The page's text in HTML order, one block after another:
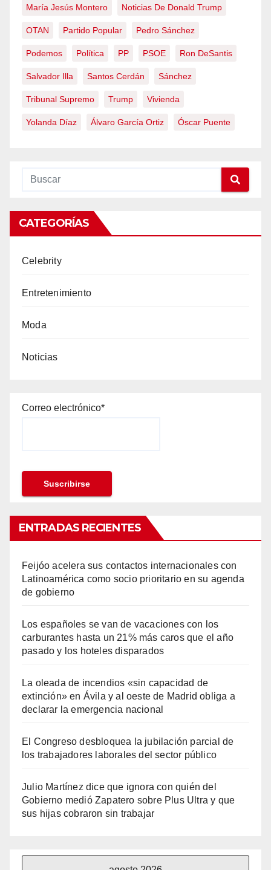
María Jesús Montero Noticias De Donald Trump
OTAN Partido Popular Pedro Sánchez
Podemos Política PP PSOE Ron DeSantis
Salvador Illa Santos Cerdán Sánchez
Tribunal Supremo Trump Vivienda
Yolanda Díaz Álvaro García Ortiz Óscar Puente
CATEGORÍAS
Celebrity
Entretenimiento
Moda
Noticias
Correo electrónico*
ENTRADAS RECIENTES
Feijóo acelera sus contactos internacionales con
Latinoamérica como socio prioritario en su agenda
de gobierno
Los españoles se van de vacaciones con los
carburantes hasta un 21% más caros que el año
pasado y los hoteles disparados
La oleada de incendios «sin capacidad de
extinción» en Ávila y al oeste de Madrid obliga a
declarar la emergencia nacional
El Congreso desbloquea la jubilación parcial de
los trabajadores laborales del sector público
Julio Martínez dice que ignora con quién del
Gobierno medió Zapatero sobre Plus Ultra y que
sus hijas cobraron sin trabajar